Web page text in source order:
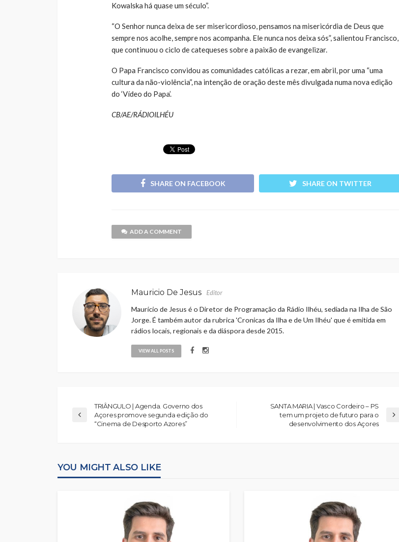
Kowalska há quase um século”.
“O Senhor nunca deixa de ser misericordioso, pensamos na misericórdia de Deus que
sempre nos acolhe, sempre nos acompanha. Ele nunca nos deixa sós”, salientou Francisco,
que continuou o ciclo de catequeses sobre a paixão de evangelizar.
O Papa Francisco convidou as comunidades católicas a rezar, em abril, por uma “uma
cultura da não-violência”, na intenção de oração deste mês divulgada numa nova edição
do ‘Vídeo do Papa’.
CB/AE/RÁDIOILHÉU
SHARE ON FACEBOOK SHARE ON TWITTER
ADD A COMMENT
Mauricio De Jesus Editor
Maurício de Jesus é o Diretor de Programação da Rádio Ilhéu, sediada na Ilha de São
Jorge. É também autor da rubrica 'Cronicas da Ilha e de Um Ilhéu' que é emitida em
rádios locais, regionais e da diáspora desde 2015.
VIEW ALL POSTS
TRIÂNGULO | Agenda. Governo dos
Açores promove segunda edição do
“Cinema de Desporto Azores”
SANTA MARIA | Vasco Cordeiro – PS
tem um projeto de futuro para o
desenvolvimento dos Açores
YOU MIGHT ALSO LIKE